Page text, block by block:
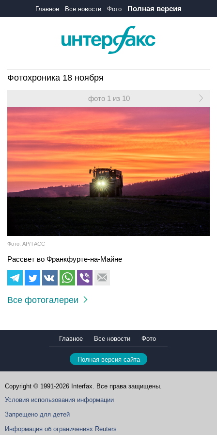
Главное Все новости Фото Полная версия
Фотохроника 18 ноября
фото 1 из 10
Фото: AP/ТАСС
Рассвет во Франкфурте-на-Майне
Все фотогалереи
Главное Все новости Фото
Полная версия сайта
Copyright © 1991-2026 Interfax. Все права защищены.
Условия использования информации
Запрещено для детей
Информация об ограничениях Reuters